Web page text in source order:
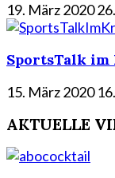
19. März 2020
SportsTalk im
15. März 2020
AKTUELLE